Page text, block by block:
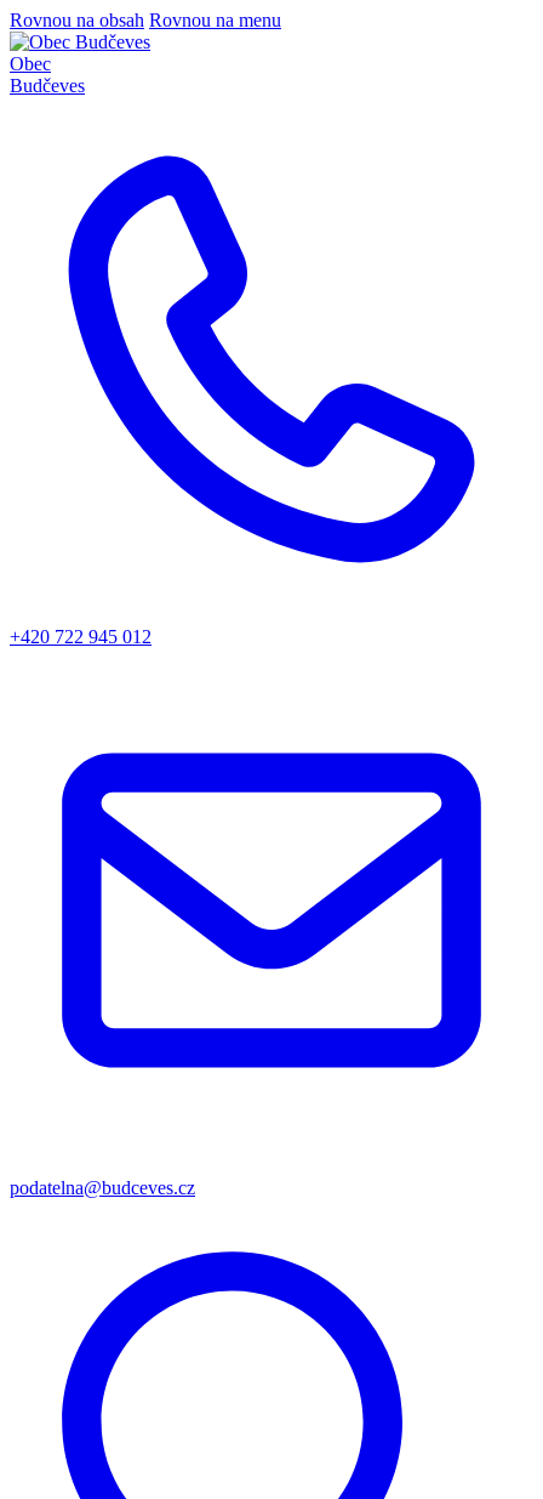
Rovnou na obsah Rovnou na menu
Obec
Budčeves
+420 722 945 012
podatelna@budceves.cz